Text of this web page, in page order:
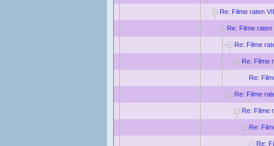
Re: Filme raten
Re: Filme raten
Re: Filme
Re: Filme
Re:
Re: Filme
Re: Filme
Re:
Re: